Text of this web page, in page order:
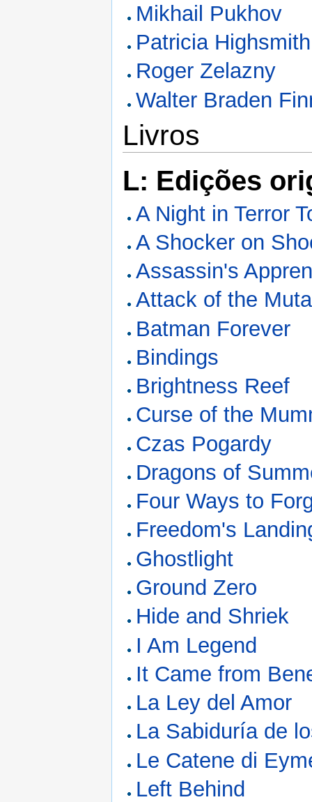
Mikhail Pukhov
Patricia Highsmith
Roger Zelazny
Walter Braden
Livros
L: Edições
A Night in Terror
A Shocker on
Assassin's
Attack of the
Batman Forever
Bindings
Brightness Reef
Curse of the
Czas Pogardy
Dragons of
Four Ways to
Freedom's
Ghostlight
Ground Zero
Hide and Shriek
I Am Legend
It Came from
La Ley del Amor
La Sabiduría de
Le Catene di
Left Behind